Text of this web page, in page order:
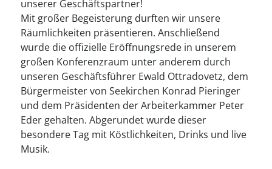
unserer Geschäftspartner!
Mit großer Begeisterung durften wir unsere
Räumlichkeiten präsentieren. Anschließend
wurde die offizielle Eröffnungsrede in unserem
großen Konferenzraum unter anderem durch
unseren Geschäftsführer Ewald Ottradovetz, dem
Bürgermeister von Seekirchen Konrad Pieringer
und dem Präsidenten der Arbeiterkammer Peter
Eder gehalten. Abgerundet wurde dieser
besondere Tag mit Köstlichkeiten, Drinks und live
Musik.